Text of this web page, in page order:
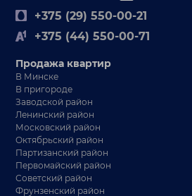
+375 (29) 550-00-21
+375 (44) 550-00-71
Продажа квартир
В Минске
В пригороде
Заводской район
Ленинский район
Московский район
Октябрьский район
Партизанский район
Первомайский район
Советский район
Фрунзенский район